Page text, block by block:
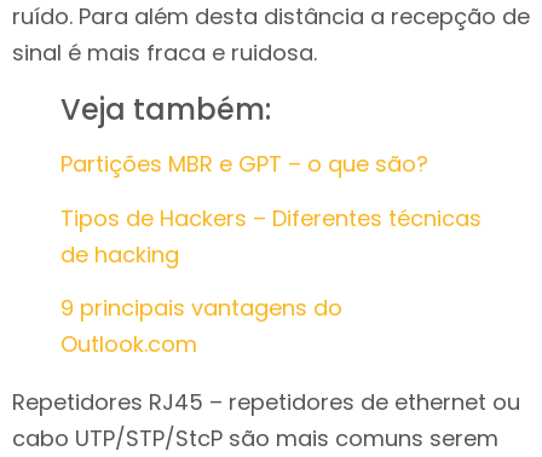
ruído. Para além desta distância a recepção de
sinal é mais fraca e ruidosa.
Veja também:
Partições MBR e GPT – o que são?
Tipos de Hackers – Diferentes técnicas
de hacking
9 principais vantagens do
Outlook.com
Repetidores RJ45 – repetidores de ethernet ou
cabo UTP/STP/StcP são mais comuns serem